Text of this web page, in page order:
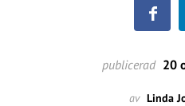
publicerad 20
av Linda